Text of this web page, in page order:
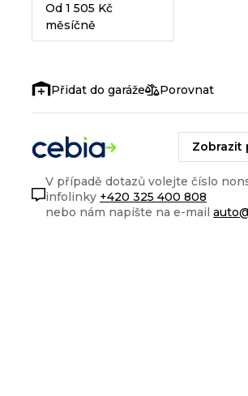
Od 1 505 Kč
měsíčně
Porovnat
Zobrazit
V případě dotazů volejte číslo
infolinky +420 325 400 808
nebo nám napište na e-mail